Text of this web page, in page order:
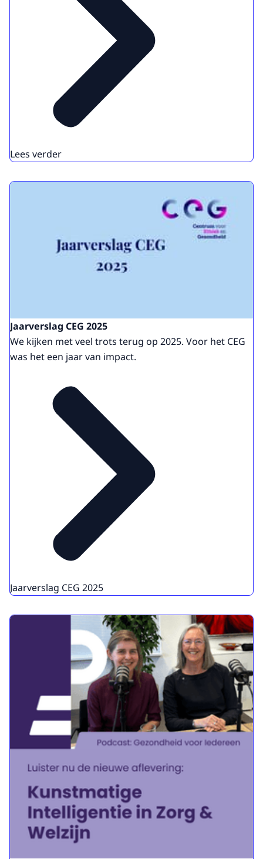
Lees verder
Jaarverslag CEG 2025
We kijken met veel trots terug op 2025. Voor het CEG
was het een jaar van impact.
Jaarverslag CEG 2025